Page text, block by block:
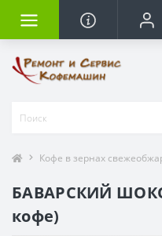
Кофе в зернах
БАВАРСКИЙ
кофе)